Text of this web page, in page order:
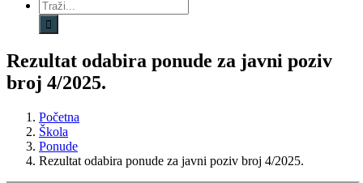
Traži...
Rezultat odabira ponude za javni poziv
broj 4/2025.
Početna
Škola
Ponude
Rezultat odabira ponude za javni poziv broj 4/2025.